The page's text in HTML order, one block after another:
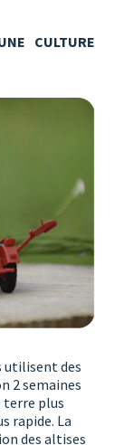
CULTURE
utilisent des
2 semaines
terre plus
rapide. La
des altises